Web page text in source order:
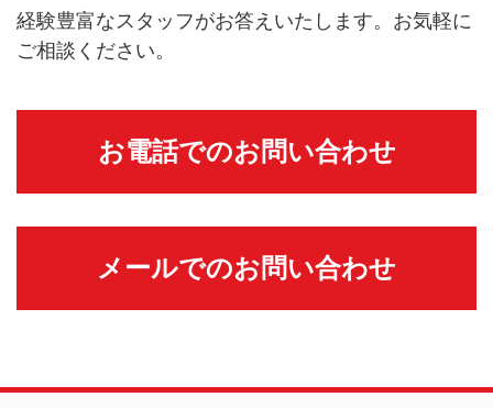
経験豊富なスタッフがお答えいたします。お気軽に
ご相談ください。
お電話でのお問い合わせ
メールでのお問い合わせ